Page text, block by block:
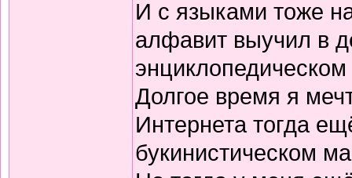
И с языками тоже
алфавит выучил в
Долгое время я
Интернета тогда
букинистическом